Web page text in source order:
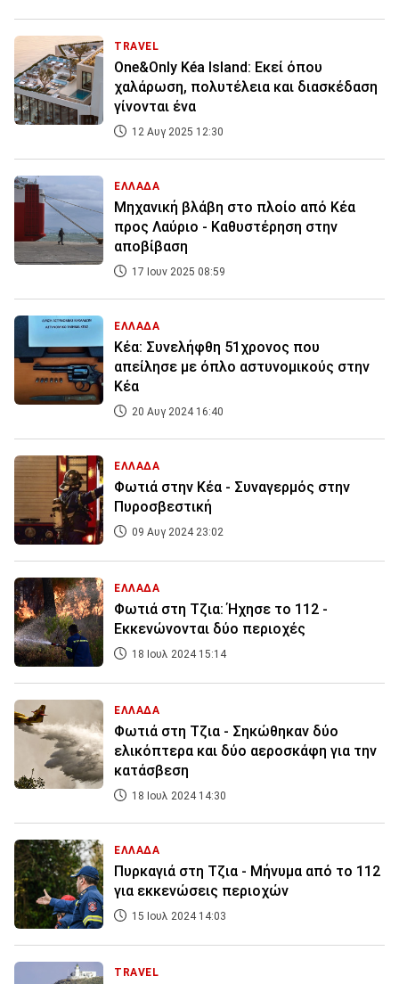
TRAVEL
One&Only Kéa Island: Εκεί όπου
χαλάρωση, πολυτέλεια και διασκέδαση
γίνονται ένα
12 Αυγ 2025 12:30
ΕΛΛΑΔΑ
Μηχανική βλάβη στο πλοίο από Κέα
προς Λαύριο - Καθυστέρηση στην
αποβίβαση
17 Ιουν 2025 08:59
ΕΛΛΑΔΑ
Κέα: Συνελήφθη 51χρονος που
απείλησε με όπλο αστυνομικούς στην
Κέα
20 Αυγ 2024 16:40
ΕΛΛΑΔΑ
Φωτιά στην Κέα - Συναγερμός στην
Πυροσβεστική
09 Αυγ 2024 23:02
ΕΛΛΑΔΑ
Φωτιά στη Τζια: Ήχησε το 112 -
Εκκενώνονται δύο περιοχές
18 Ιουλ 2024 15:14
ΕΛΛΑΔΑ
Φωτιά στη Τζια - Σηκώθηκαν δύο
ελικόπτερα και δύο αεροσκάφη για την
κατάσβεση
18 Ιουλ 2024 14:30
ΕΛΛΑΔΑ
Πυρκαγιά στη Τζια - Μήνυμα από το 112
για εκκενώσεις περιοχών
15 Ιουλ 2024 14:03
TRAVEL